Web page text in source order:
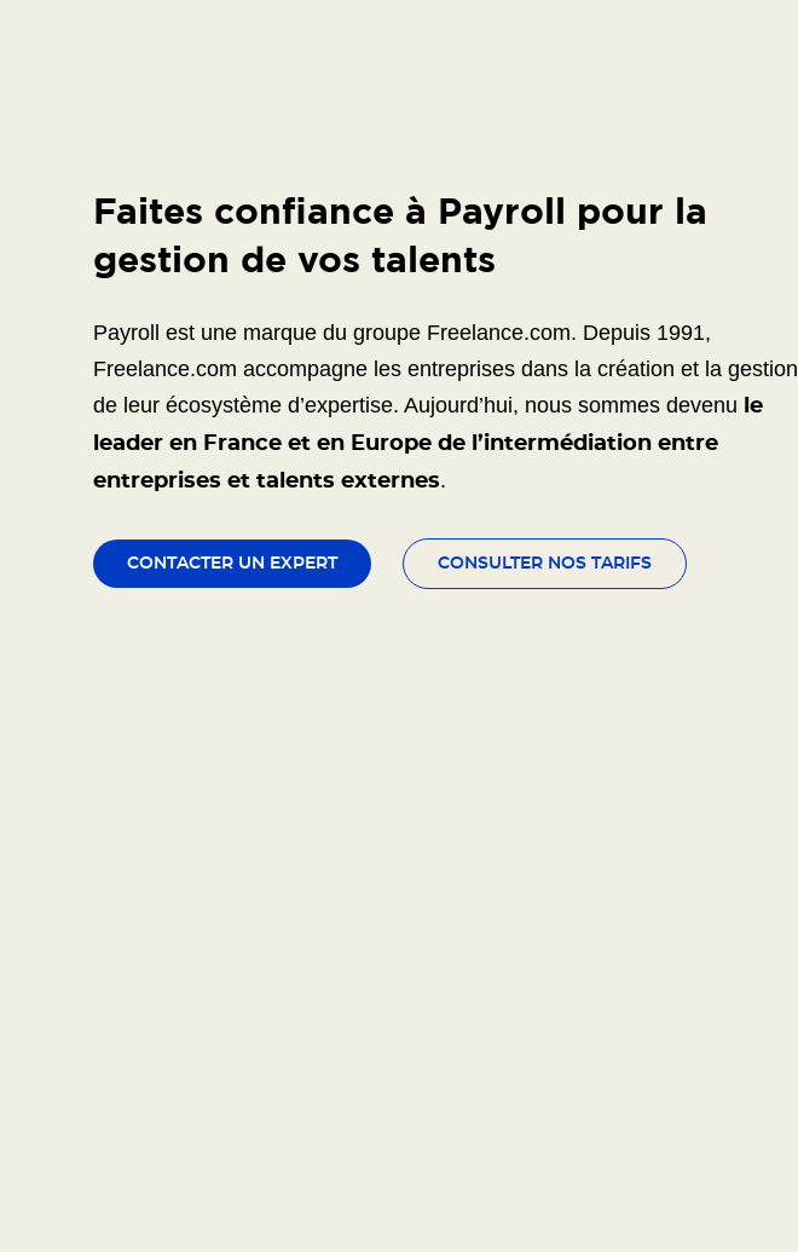
Faites confiance à Payroll pour la
gestion de vos talents
Payroll est une marque du groupe Freelance.com. Depuis 1991,
Freelance.comaccompagne les entreprises dans la création et la gestion
de leur écosystème d’expertise. Aujourd’hui, nous sommes devenu
le
leader en France et en Europe de l’intermédiation entre
entreprises et talents externes.
CONTACTER UN EXPERT CONSULTER NOS TARIFS